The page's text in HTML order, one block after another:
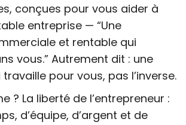
conçues pour vous aider à
entreprise — “Une
et rentable qui
vous.” Autrement dit : une
pour vous, pas l’inverse.
? La liberté de l’entrepreneur :
d’équipe, d’argent et de